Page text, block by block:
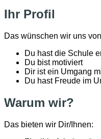
Ihr Profil
Das wünschen wir uns
Du hast die Schule
Du bist motiviert
Dir ist ein Umgang
Du hast Freude im
Warum wir?
Das bieten wir Dir/Ihnen: